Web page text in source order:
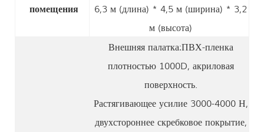
помещения
6,3 м (длина) * 4,5 м (ширина) * 3,2
м (высота)
Внешняя палатка:ПВХ-пленка
плотностью 1000D, акриловая
поверхность.
Растягивающее усилие 3000-4000 Н,
двухстороннее скребковое покрытие,